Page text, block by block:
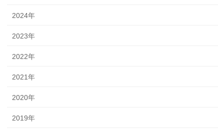
2024年
2023年
2022年
2021年
2020年
2019年